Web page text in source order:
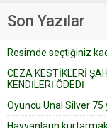
Son Yazılar
Resimde seçtiğiniz
CEZA KESTİKLERİ
KENDİLERİ ÖDEDİ
Oyuncu Ünal Silver 75